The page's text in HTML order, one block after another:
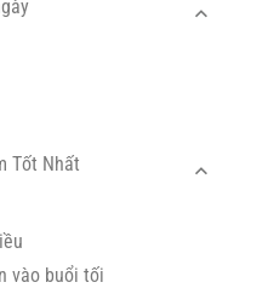
Tốt Nhất
vào buổi tối